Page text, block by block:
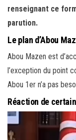
renseignant ce
parution.
Le plan d’Abou
Abou Mazen est
l’exception du point
Abou 1er n’a pas
Réaction de